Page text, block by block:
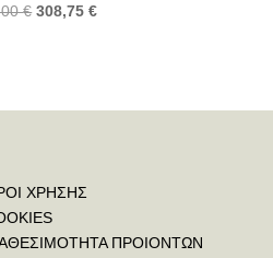
€ 308,75€
ΧΡΗΣΗΣ
ΠΡΟΙΟΝΤΩΝ